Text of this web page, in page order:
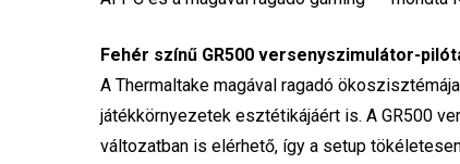
Fehér színű GR500 versenyszimulátor-
A Thermaltake magával ragadó
játékkörnyezetek esztétikájáért is. A GR500
változatban is elérhető, így a setup